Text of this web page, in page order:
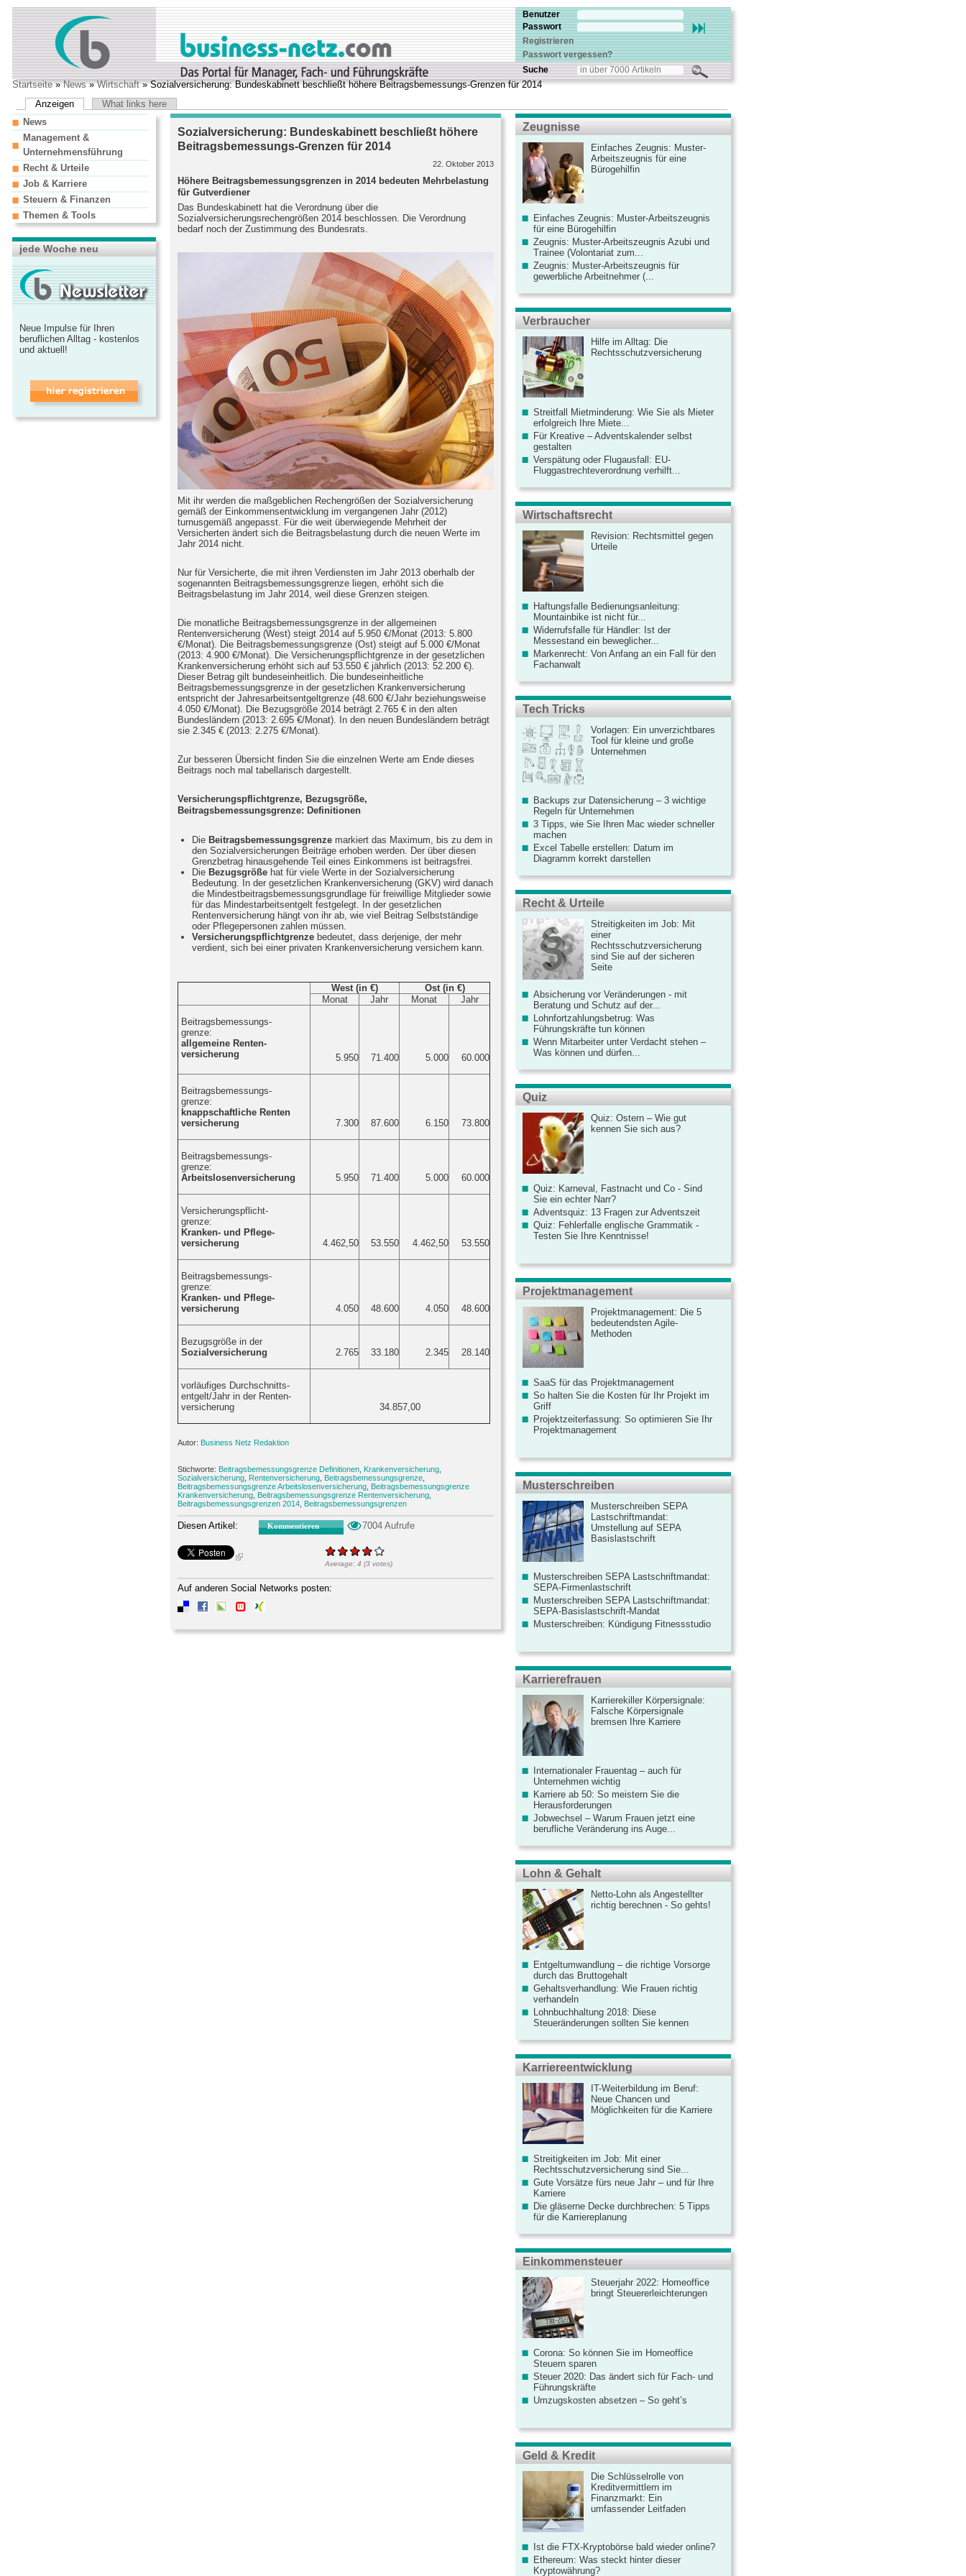
Benutzer
Passwort
Registrieren
Passwort vergessen?
Suche
Startseite»News»Wirtschaft» Sozialversicherung: Bundeskabinett beschließt höhere Beitragsbemessungs-Grenzen für 2014
Anzeigen
What links here
Sozialversicherung: Bundeskabinett beschließt höhere
Beitragsbemessungs-Grenzen für 2014
22. Oktober 2013
Höhere Beitragsbemessungsgrenzen in 2014 bedeuten Mehrbelastung
für Gutverdiener
Das Bundeskabinett hat die Verordnung über die
Sozialversicherungsrechengrößen 2014 beschlossen. Die Verordnung
bedarf noch der Zustimmung des Bundesrats.
Mit ihr werden die maßgeblichen Rechengrößen der Sozialversicherung
gemäß der Einkommensentwicklung im vergangenen Jahr (2012)
turnusgemäß angepasst. Für die weit überwiegende Mehrheit der
Versicherten ändert sich die Beitragsbelastung durch die neuen Werte im
Jahr 2014 nicht.
Nur für Versicherte, die mit ihren Verdiensten im Jahr 2013 oberhalb der
sogenannten Beitragsbemessungsgrenze liegen, erhöht sich die
Beitragsbelastung im Jahr 2014, weil diese Grenzen steigen.
Die monatliche Beitragsbemessungsgrenze in der allgemeinen
Rentenversicherung (West) steigt 2014 auf 5.950 €/Monat (2013: 5.800
€/Monat). Die Beitragsbemessungsgrenze (Ost) steigt auf 5.000 €/Monat
(2013: 4.900 €/Monat). Die Versicherungspflichtgrenze in der gesetzlichen
Krankenversicherung erhöht sich auf 53.550 € jährlich (2013: 52.200 €).
Dieser Betrag gilt bundeseinheitlich. Die bundeseinheitliche
Beitragsbemessungsgrenze in der gesetzlichen Krankenversicherung
entspricht der Jahresarbeitsentgeltgrenze (48.600 €/Jahr beziehungsweise
4.050 €/Monat). Die Bezugsgröße 2014 beträgt 2.765 € in den alten
Bundesländern (2013: 2.695 €/Monat). In den neuen Bundesländern beträgt
sie 2.345 € (2013: 2.275 €/Monat).
Zur besseren Übersicht finden Sie die einzelnen Werte am Ende dieses
Beitrags noch mal tabellarisch dargestellt.
Versicherungspflichtgrenze, Bezugsgröße,
Beitragsbemessungsgrenze: Definitionen
Die Beitragsbemessungsgrenze markiert das Maximum, bis zu dem in
den Sozialversicherungen Beiträge erhoben werden. Der über diesen
Grenzbetrag hinausgehende Teil eines Einkommens ist beitragsfrei.
Die Bezugsgröße hat für viele Werte in der Sozialversicherung
Bedeutung. In der gesetzlichen Krankenversicherung (GKV) wird danach
die Mindestbeitragsbemessungsgrundlage für freiwillige Mitglieder sowie
für das Mindestarbeitsentgelt festgelegt. In der gesetzlichen
Rentenversicherung hängt von ihr ab, wie viel Beitrag Selbstständige
oder Pflegepersonen zahlen müssen.
Versicherungspflichtgrenze bedeutet, dass derjenige, der mehr
verdient, sich bei einer privaten Krankenversicherung versichern kann.
West (in €)
Ost (in €)
Monat
Jahr Monat Jahr
Beitragsbemessungs-
grenze:
allgemeine Renten-
versicherung
5.950 71.400 5.000 60.000
Beitragsbemessungs-
grenze:
knappschaftliche Renten
versicherung
7.300 87.600 6.150 73.800
Beitragsbemessungs-
grenze:
Arbeitslosenversicherung
5.950 71.400 5.000 60.000
Versicherungspflicht-
grenze:
Kranken- und Pflege-
versicherung
4.462,50 53.550 4.462,50 53.550
Beitragsbemessungs-
grenze:
Kranken- und Pflege-
versicherung
4.050 48.600 4.050 48.600
Bezugsgröße in der
Sozialversicherung
2.765 33.180 2.345 28.140
vorläufiges Durchschnitts-
entgelt/Jahr in der Renten-
versicherung
34.857,00
Autor: Business Netz Redaktion
Stichworte: Beitragsbemessungsgrenze Definitionen Krankenversicherung
Sozialversicherung Rentenversicherung Beitragsbemessungsgrenze
Beitragsbemessungsgrenze Arbeitslosenversicherung Beitragsbemessungsgrenze
Krankenversicherung Beitragsbemessungsgrenze Rentenversicherung
Beitragsbemessungsgrenzen 2014 Beitragsbemessungsgrenzen
Diesen Artikel: Kommentieren 7004 Aufrufe
Average: 4 (3 votes)
Auf anderen Social Networks posten:
News
Management &
Unternehmensführung
Recht & Urteile
Job & Karriere
Steuern & Finanzen
Themen & Tools
jede Woche neu
Neue Impulse für Ihren
beruflichen Alltag - kostenlos
und aktuell!
Zeugnisse
Einfaches Zeugnis: Muster-
Arbeitszeugnis für eine
Bürogehilfin
Einfaches Zeugnis: Muster-Arbeitszeugnis
für eine Bürogehilfin
Zeugnis: Muster-Arbeitszeugnis Azubi und
Trainee (Volontariat zum...
Zeugnis: Muster-Arbeitszeugnis für
gewerbliche Arbeitnehmer (...
Verbraucher
Hilfe im Alltag: Die
Rechtsschutzversicherung
Streitfall Mietminderung: Wie Sie als Mieter
erfolgreich Ihre Miete...
Für Kreative – Adventskalender selbst
gestalten
Verspätung oder Flugausfall: EU-
Fluggastrechteverordnung verhilft...
Wirtschaftsrecht
Revision: Rechtsmittel gegen
Urteile
Haftungsfalle Bedienungsanleitung:
Mountainbike ist nicht für...
Widerrufsfalle für Händler: Ist der
Messestand ein beweglicher...
Markenrecht: Von Anfang an ein Fall für den
Fachanwalt
Tech Tricks
Vorlagen: Ein unverzichtbares
Tool für kleine und große
Unternehmen
Backups zur Datensicherung – 3 wichtige
Regeln für Unternehmen
3 Tipps, wie Sie Ihren Mac wieder schneller
machen
Excel Tabelle erstellen: Datum im
Diagramm korrekt darstellen
Recht & Urteile
Streitigkeiten im Job: Mit
einer
Rechtsschutzversicherung
sind Sie auf der sicheren
Seite
Absicherung vor Veränderungen - mit
Beratung und Schutz auf der...
Lohnfortzahlungsbetrug: Was
Führungskräfte tun können
Wenn Mitarbeiter unter Verdacht stehen –
Was können und dürfen...
Quiz
Quiz: Ostern – Wie gut
kennen Sie sich aus?
Quiz: Karneval, Fastnacht und Co - Sind
Sie ein echter Narr?
Adventsquiz: 13 Fragen zur Adventszeit
Quiz: Fehlerfalle englische Grammatik -
Testen Sie Ihre Kenntnisse!
Projektmanagement
Projektmanagement: Die 5
bedeutendsten Agile-
Methoden
SaaS für das Projektmanagement
So halten Sie die Kosten für Ihr Projekt im
Griff
Projektzeiterfassung: So optimieren Sie Ihr
Projektmanagement
Musterschreiben
Musterschreiben SEPA
Lastschriftmandat:
Umstellung auf SEPA
Basislastschrift
Musterschreiben SEPA Lastschriftmandat:
SEPA-Firmenlastschrift
Musterschreiben SEPA Lastschriftmandat:
SEPA-Basislastschrift-Mandat
Musterschreiben: Kündigung Fitnessstudio
Karrierefrauen
Karrierekiller Körpersignale:
Falsche Körpersignale
bremsen Ihre Karriere
Internationaler Frauentag – auch für
Unternehmen wichtig
Karriere ab 50: So meistern Sie die
Herausforderungen
Jobwechsel – Warum Frauen jetzt eine
berufliche Veränderung ins Auge...
Lohn & Gehalt
Netto-Lohn als Angestellter
richtig berechnen - So gehts!
Entgeltumwandlung – die richtige Vorsorge
durch das Bruttogehalt
Gehaltsverhandlung: Wie Frauen richtig
verhandeln
Lohnbuchhaltung 2018: Diese
Steueränderungen sollten Sie kennen
Karriereentwicklung
IT-Weiterbildung im Beruf:
Neue Chancen und
Möglichkeiten für die Karriere
Streitigkeiten im Job: Mit einer
Rechtsschutzversicherung sind Sie...
Gute Vorsätze fürs neue Jahr – und für Ihre
Karriere
Die gläserne Decke durchbrechen: 5 Tipps
für die Karriereplanung
Einkommensteuer
Steuerjahr 2022: Homeoffice
bringt Steuererleichterungen
Corona: So können Sie im Homeoffice
Steuern sparen
Steuer 2020: Das ändert sich für Fach- und
Führungskräfte
Umzugskosten absetzen – So geht’s
Geld & Kredit
Die Schlüsselrolle von
Kreditvermittlern im
Finanzmarkt: Ein
umfassender Leitfaden
Ist die FTX-Kryptobörse bald wieder online?
Ethereum: Was steckt hinter dieser
Kryptowährung?